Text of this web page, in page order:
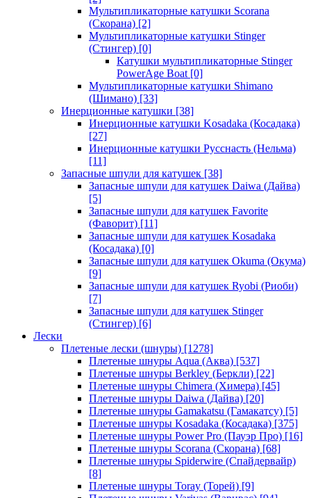
Мультипликаторные катушки Scorana
(Скорана) [2]
Мультипликаторные катушки Stinger
(Стингер) [0]
Катушки мультипликаторные Stinger
PowerAge Boat [0]
Мультипликаторные катушки Shimano
(Шимано) [33]
Инерционные катушки [38]
Инерционные катушки Kosadaka (Косадака)
[27]
Инерционные катушки Русснасть (Нельма)
[11]
Запасные шпули для катушек [38]
Запасные шпули для катушек Daiwa (Дайва)
[5]
Запасные шпули для катушек Favorite
(Фаворит) [11]
Запасные шпули для катушек Kosadaka
(Косадака) [0]
Запасные шпули для катушек Okuma (Окума)
[9]
Запасные шпули для катушек Ryobi (Риоби)
[7]
Запасные шпули для катушек Stinger
(Стингер) [6]
Лески
Плетеные лески (шнуры) [1278]
Плетеные шнуры Aqua (Аква) [537]
Плетеные шнуры Berkley (Беркли) [22]
Плетеные шнуры Chimera (Химера) [45]
Плетеные шнуры Daiwa (Дайва) [20]
Плетеные шнуры Gamakatsu (Гамакатсу) [5]
Плетеные шнуры Kosadaka (Косадака) [375]
Плетеные шнуры Power Pro (Пауэр Про) [16]
Плетеные шнуры Scorana (Скорана) [68]
Плетеные шнуры Spiderwire (Спайдервайр)
[8]
Плетеные шнуры Toray (Торей) [9]